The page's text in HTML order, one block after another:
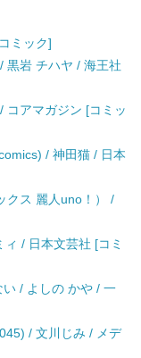
ミック]
黒岩 チハヤ / 海王社
コアマガジン [コミッ
/ 神田猫 / 日本
クス 麗人uno！） /
/ 日本文芸社 [コミ
/ よしの かや / 一
/ 文川じみ / メデ